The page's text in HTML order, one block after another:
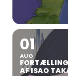
01
AUG
AF ISAO